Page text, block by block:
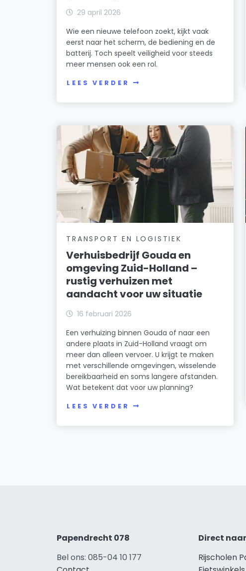
29 april 2026
Wie een nieuwe telefoon zoekt, kijkt vaak
eerst naar het scherm, de bediening en de
batterij. Toch speelt veiligheid voor steeds
meer mensen ook een rol.
LEES VERDER
TRANSPORT EN LOGISTIEK
Verhuisbedrijf Gouda en
omgeving Zuid-Holland –
rustig verhuizen met
aandacht voor uw situatie
16 februari 2026
Een verhuizing binnen Gouda of naar een
andere plaats in Zuid-Holland vraagt om
meer dan alleen vervoer. U krijgt te maken
met verschillende omgevingen, wisselende
bereikbaarheid en soms langere afstanden.
Wat betekent dat voor uw planning?
LEES VERDER
Papendrecht 078
Bel ons: 085-04 10 177
Direct naar
Rijscholen